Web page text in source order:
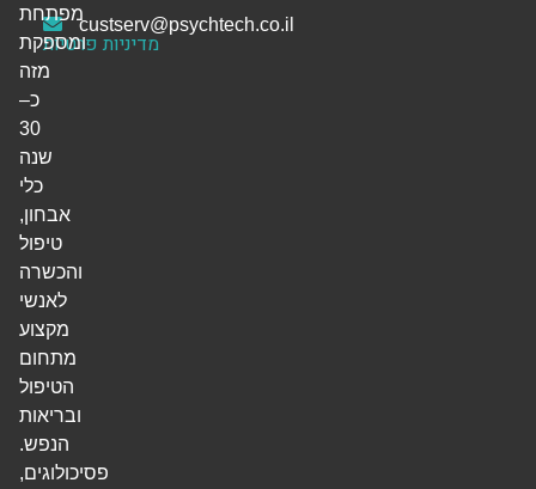
custserv@psychtech.co.il
מדיניות פרטיות
מפתחת
ומספקת
מזה
כ–
30
שנה
כלי
אבחון,
טיפול
והכשרה
לאנשי
מקצוע
מתחום
הטיפול
ובריאות
הנפש.
פסיכולוגים,